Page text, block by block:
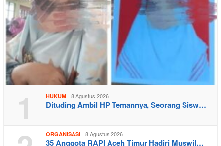
1 HUKUM 8 Agustus 2026
Dituding Ambil HP Temannya, Seorang Sisw…
ORGANISASI 8 Agustus 2026
35 Anggota RAPI Aceh Timur Hadiri Muswil…